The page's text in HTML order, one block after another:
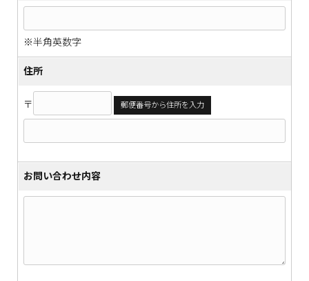
※半角英数字
住所
〒 郵便番号から住所を入力
お問い合わせ内容